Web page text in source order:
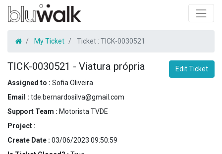
My Ticket Ticket : TICK-0030521
TICK-0030521 - Viatura própria
Edit Ticket
Assigned to : Sofia Oliveira
Email : tde.bernardosilva@gmail.com
Support Team : Motorista TVDE
Project :
Create Date : 03/06/2023 09:50:59